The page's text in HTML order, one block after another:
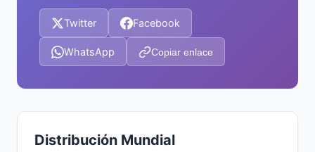
Twitter Facebook
WhatsApp Copiar enlace
Distribución Mundial